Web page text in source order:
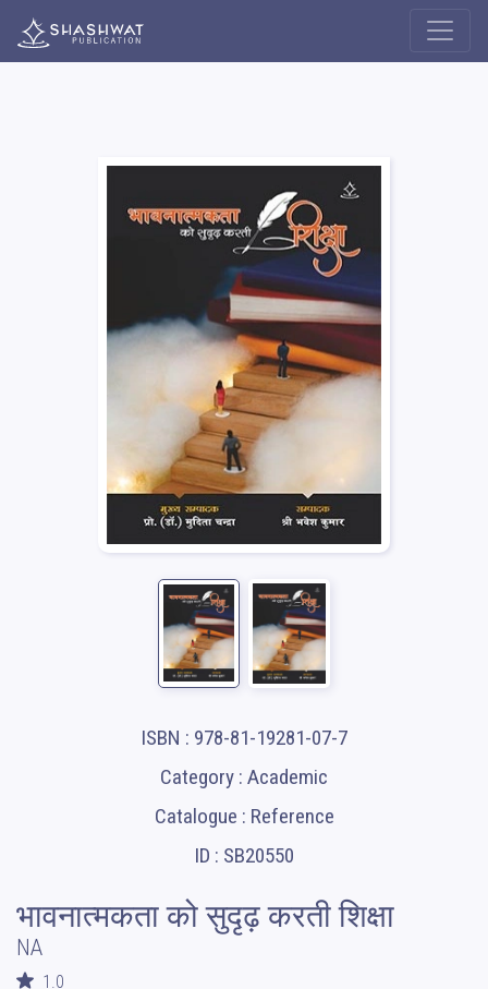
ISBN : 978-81-19281-07-7
Category : Academic
Catalogue : Reference
ID : SB20550
भावनात्मकता को सुदृढ़ करती शिक्षा
NA
1.0